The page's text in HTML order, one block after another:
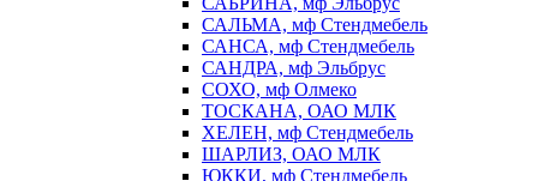
САЛЬМА, мф Стендмебель
САНСА, мф Стендмебель
САНДРА, мф Эльбрус
СОХО, мф Олмеко
ТОСКАНА, ОАО МЛК
ХЕЛЕН, мф Стендмебель
ШАРЛИЗ, ОАО МЛК
ЮККИ, мф Стендмебель